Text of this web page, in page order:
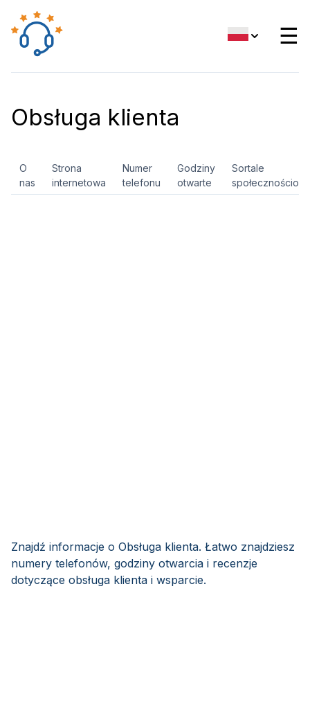
☰
Obsługa klienta
O
nas
Strona
internetowa
Numer
telefonu
Godziny
otwarte
Sortale
Znajdź informacje o Obsługa klienta. Łatwo znajdziesz
numery telefonów, godziny otwarcia i recenzje
dotyczące obsługa klienta i wsparcie.